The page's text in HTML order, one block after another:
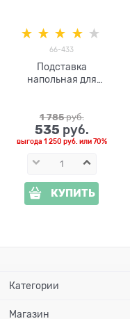
66-433
Подставка
напольная для
1 785 руб.
535 руб.
выгода 1 250 руб. или70%
КУПИТЬ
Категории
Магазин